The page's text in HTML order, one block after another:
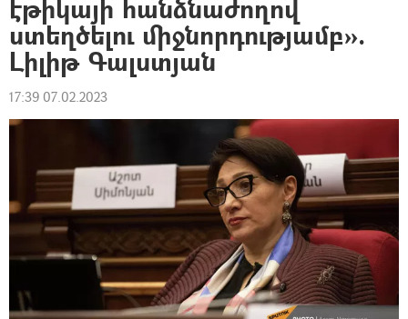
էթիկայի հանձնաժողով
ստեղծելու միջնորդությամբ».
Լիլիթ Գալստյան
17:39 07.02.2023